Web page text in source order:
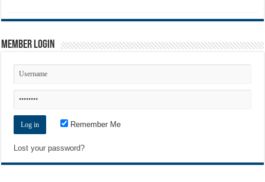
Member Login
Remember Me
Lost your password?